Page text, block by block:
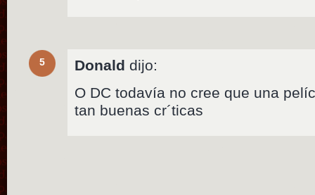
5 Donald dijo:
O DC todavía no cree que una
tan buenas cr´ticas